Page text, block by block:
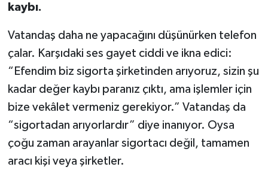
kaybı.
Vatandaş daha ne yapacağını düşünürken telefon
çalar. Karşıdaki ses gayet ciddi ve ikna edici:
“Efendim biz sigorta şirketinden arıyoruz, sizin şu
kadar değer kaybı paranız çıktı, ama işlemler için
bize vekâlet vermeniz gerekiyor.” Vatandaş da
“sigortadan arıyorlardır” diye inanıyor. Oysa
çoğu zaman arayanlar sigortacı değil, tamamen
aracı kişi veya şirketler.